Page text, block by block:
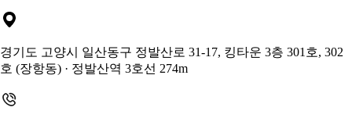
경기도 고양시 일산동구 정발산로 31-17, 킹타운 3층 301호, 302
호 (장항동) · 정발산역 3호선 274m